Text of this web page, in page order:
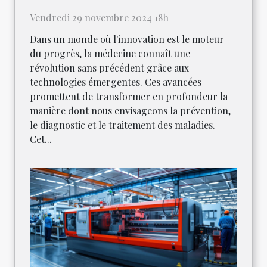
Vendredi 29 novembre 2024 18h
Dans un monde où l'innovation est le moteur
du progrès, la médecine connaît une
révolution sans précédent grâce aux
technologies émergentes. Ces avancées
promettent de transformer en profondeur la
manière dont nous envisageons la prévention,
le diagnostic et le traitement des maladies.
Cet...